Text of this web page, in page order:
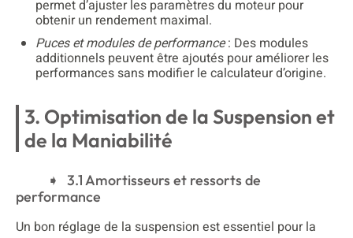
permet d’ajuster les paramètres du moteur pour
obtenir un rendement maximal.
Puces et modules de performance: Des modules
additionnels peuvent être ajoutés pour améliorer les
performances sans modifier le calculateur d’origine.
3. Optimisation de la Suspension et
de la Maniabilité
3.1 Amortisseurs et ressorts de
performance
Un bon réglage de la suspension est essentiel pour la